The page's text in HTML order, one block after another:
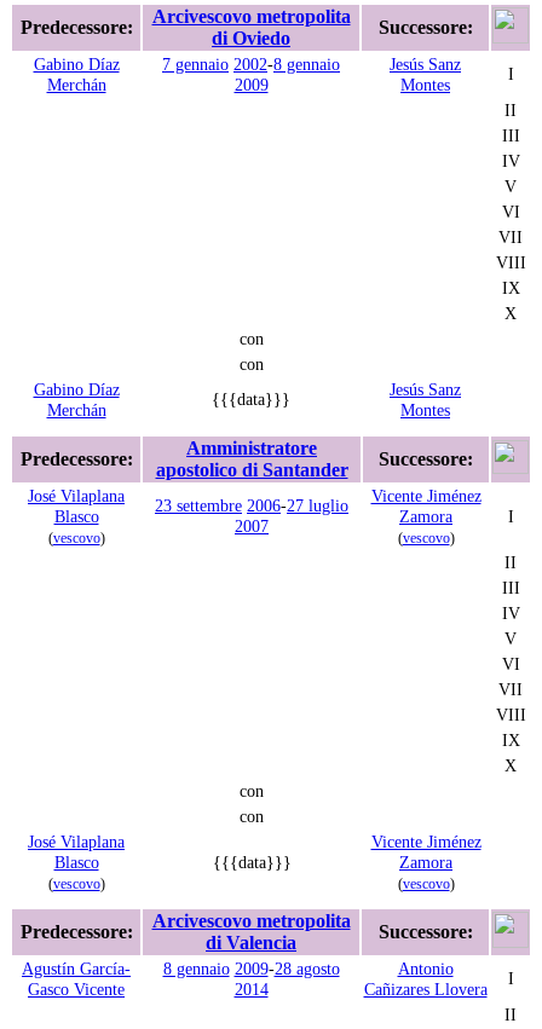
Predecessore:
Arcivescovo metropolita
di Oviedo
Successore:
Gabino Díaz
Merchán
7 gennaio 2002-8 gennaio
2009
Jesús Sanz
Montes
I
II
III
IV
V
VI
VII
VIII
IX
X
con
con
Gabino Díaz
Merchán
{{{data}}}
Jesús Sanz
Montes
Predecessore:
Amministratore
apostolico di Santander
Successore:
José Vilaplana
Blasco
(vescovo)
23 settembre 2006-27 luglio
2007
Vicente Jiménez
Zamora
(vescovo)
I
II
III
IV
V
VI
VII
VIII
IX
X
con
con
José Vilaplana
Blasco
(vescovo)
{{{data}}}
Vicente Jiménez
Zamora
(vescovo)
Predecessore:
Arcivescovo metropolita
di Valencia
Successore:
Agustín García-
Gasco Vicente
8 gennaio 2009-28 agosto
2014
Antonio
Cañizares Llovera
I
II